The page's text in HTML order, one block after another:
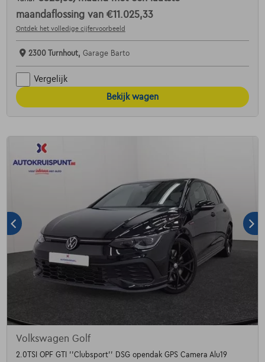
maandaflossing van €11.025,33
Ontdek het volledige cijfervoorbeeld
2300 Turnhout, Garage Barto
Vergelijk
Bekijk wagen
Volkswagen Golf
2.0TSI OPF GTI ''Clubsport'' DSG opendak GPS Camera Alu19